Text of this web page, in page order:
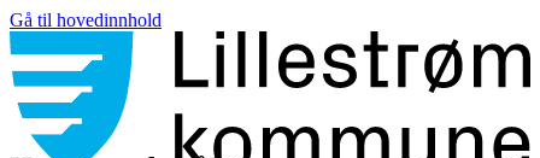
Gå til hovedinnhold